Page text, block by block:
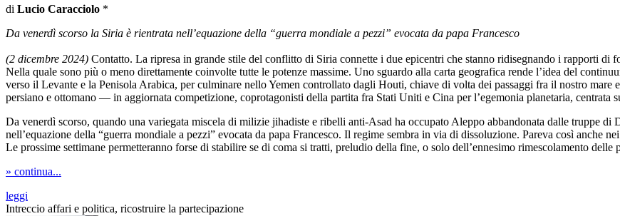
di Lucio Caracciolo *
Da venerdì scorso la Siria è rientrata nell’equazione della “guerra mondiale a pezzi” evocata da papa Francesco
(2 dicembre 2024) Contatto. La ripresa in grande stile del conflitto di Siria connette i due epicentri che stanno ridisegnando i rapporti di
Nella quale sono più o meno direttamente coinvolte tutte le potenze massime. Uno sguardo alla carta geografica rende l’idea del
verso il Levante e la Penisola Arabica, per culminare nello Yemen controllato dagli Houti, chiave di volta dei passaggi fra il nostro
persiano e ottomano — in aggiornata competizione, coprotagonisti della partita fra Stati Uniti e Cina per l’egemonia planetaria, centrata
Da venerdì scorso, quando una variegata miscela di milizie jihadiste e ribelli anti-Asad ha occupato Aleppo abbandonata dalle truppe di
nell’equazione della “guerra mondiale a pezzi” evocata da papa Francesco. Il regime sembra in via di dissoluzione. Pareva così anche
Le prossime settimane permetteranno forse di stabilire se di coma si tratti, preludio della fine, o solo dell’ennesimo rimescolamento
» continua...
leggi
Intreccio affari e politica, ricostruire la partecipazione